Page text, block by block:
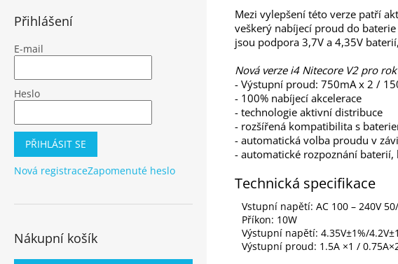
Přihlášení
E-mail
Heslo
PŘIHLÁSIT SE
Nová registraceZapomenuté heslo
Nákupní košík
Mezi vylepšení této verze patří
veškerý nabíjecí proud do
jsou podpora 3,7V a 4,35V
Nová verze i4 Nitecore V2 pro
- Výstupní proud: 750mA x 2 /
- 100% nabíjecí akcelerace
- technologie aktivní distribuce
- rozšířená kompatibilita s
- automatická volba proudu v
- automatické rozpoznání baterií,
Technická specifikace
Vstupní napětí: AC 100 – 240V
Příkon: 10W
Výstupní napětí: 4.35V±1%/
Výstupní proud: 1.5A ×1 /